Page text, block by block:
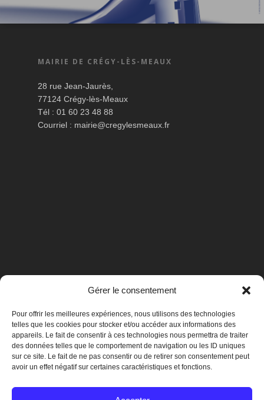
Gérer le consentement
Pour offrir les meilleures expériences, nous utilisons des technologies
telles que les cookies pour stocker et/ou accéder aux informations des
appareils. Le fait de consentir à ces technologies nous permettra de traiter
des données telles que le comportement de navigation ou les ID uniques
sur ce site. Le fait de ne pas consentir ou de retirer son consentement peut
avoir un effet négatif sur certaines caractéristiques et fonctions.
MAIRIE DE CRÉGY-LÈS-MEAUX
28 rue Jean-Jaurès,
77124 Crégy-lès-Meaux
Tél : 01 60 23 48 88
Courriel : mairie@cregylesmeaux.fr
Mentions légales